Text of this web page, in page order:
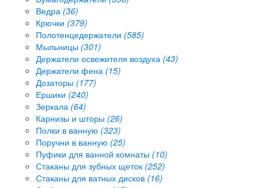
Ведра (36)
Крючки (379)
Полотенцедержатели (585)
Мыльницы (301)
Держатели освежителя воздуха (43)
Держатели фена (15)
Дозаторы (177)
Ершики (240)
Зеркала (64)
Карнизы и шторы (26)
Полки в ванную (323)
Поручни в ванную (25)
Пуфики для ванной комнаты (10)
Стаканы для зубных щеток (252)
Стаканы для ватных дисков (16)